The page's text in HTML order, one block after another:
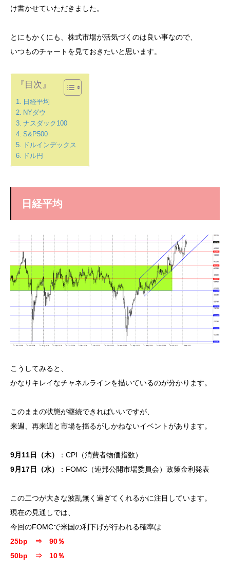
け書かせていただきました。
とにもかくにも、株式市場が活気づくのは良い事なので、
いつものチャートを見ておきたいと思います。
『目次』
日経平均
NYダウ
ナスダック100
S&P500
ドルインデックス
ドル円
日経平均
こうしてみると、
かなりキレイなチャネルラインを描いているのが分かります。
このままの状態が継続できればいいですが、
来週、再来週と市場を揺るがしかねないイベントがあります。
9月11日（木）
：CPI（消費者物価指数）
9月17日（水）
：FOMC（連邦公開市場委員会）政策金利発表
この二つが大きな波乱無く過ぎてくれるかに注目しています。
現在の見通しでは、
今回のFOMCで米国の利下げが行われる確率は
25bp ⇒ 90％
50bp ⇒ 10％